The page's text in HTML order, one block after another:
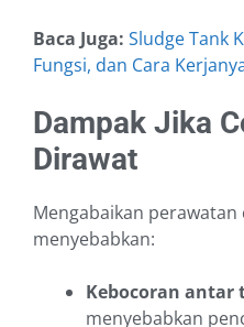
Baca Juga: Sludge Tank
Fungsi, dan Cara
Dampak Jika
Dirawat
Mengabaikan
menyebabkan:
Kebocoran antar
menyebabkan